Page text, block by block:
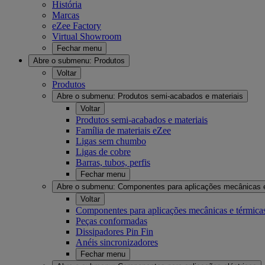
História
Marcas
eZee Factory
Virtual Showroom
Fechar menu
Abre o submenu: Produtos
Voltar
Produtos
Abre o submenu: Produtos semi-acabados e materiais
Voltar
Produtos semi-acabados e materiais
Família de materiais eZee
Ligas sem chumbo
Ligas de cobre
Barras, tubos, perfis
Fechar menu
Abre o submenu: Componentes para aplicações mecânicas
Voltar
Componentes para aplicações mecânicas e
Peças conformadas
Dissipadores Pin Fin
Anéis sincronizadores
Fechar menu